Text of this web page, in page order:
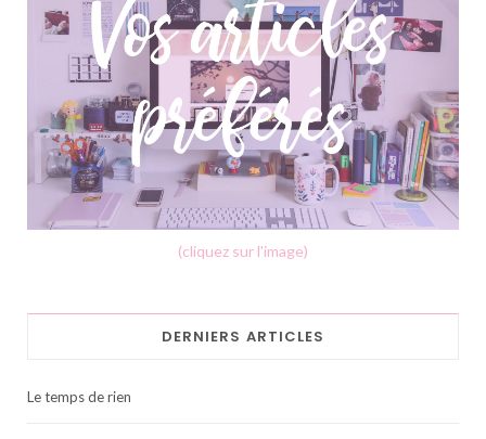
(cliquez sur l'image)
DERNIERS ARTICLES
Le temps de rien